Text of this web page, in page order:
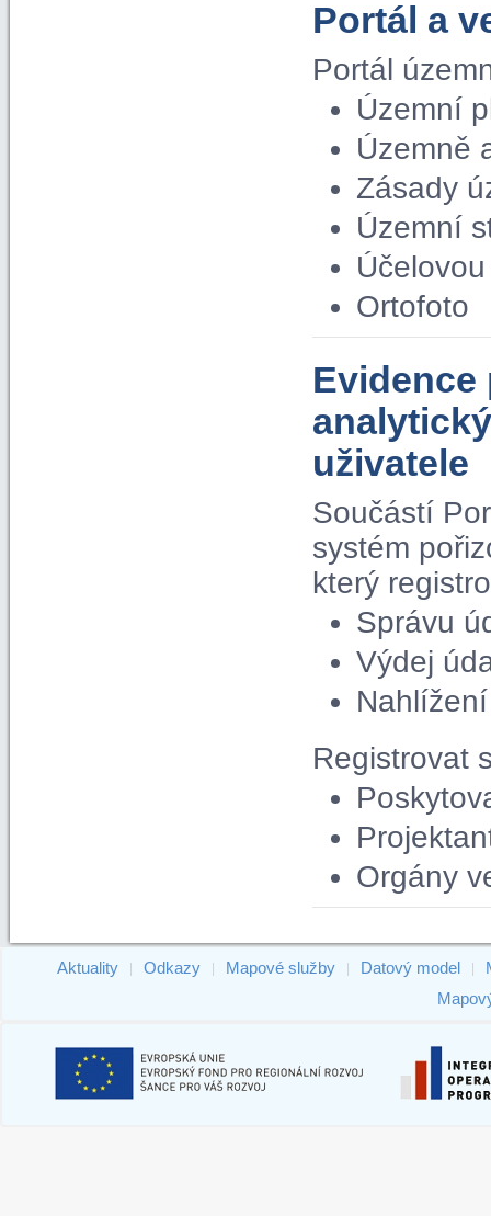
Portál a
Portál
Územní
Územně
Zásady
Územní
Ortofoto
Evidence
uživatele
Součástí
systém
který
Správu
Výdej
Registrovat
Orgány
Aktuality Odkazy Mapové služby Datový model